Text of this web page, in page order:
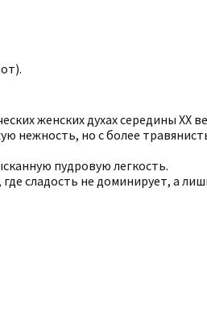
женских духах середины XX
нежность, но с более
пудровую легкость.
сладость не доминирует, а